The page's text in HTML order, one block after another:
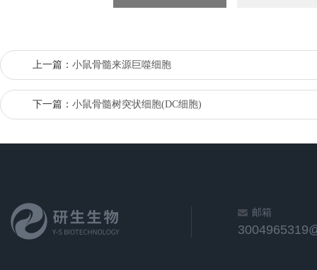
上一篇： 小鼠骨髓来源巨噬细胞
下一篇： 小鼠骨髓树突状细胞(DC细胞)
邮箱